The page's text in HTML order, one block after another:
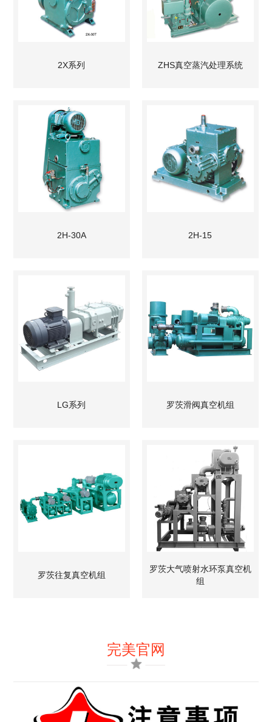
2X系列 ZHS真空蒸汽处理系统
2H-30A 2H-15
LG系列 罗茨滑阀真空机组
罗茨往复真空机组
罗茨大气喷射水环泵真空机
组
完美官网